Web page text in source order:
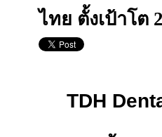
ไทย ตั้งเป้าโต
TDH